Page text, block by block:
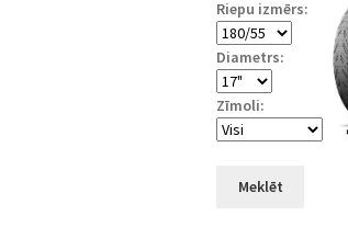
Riepu izmērs:
Diametrs:
Zīmoli:
Meklēt